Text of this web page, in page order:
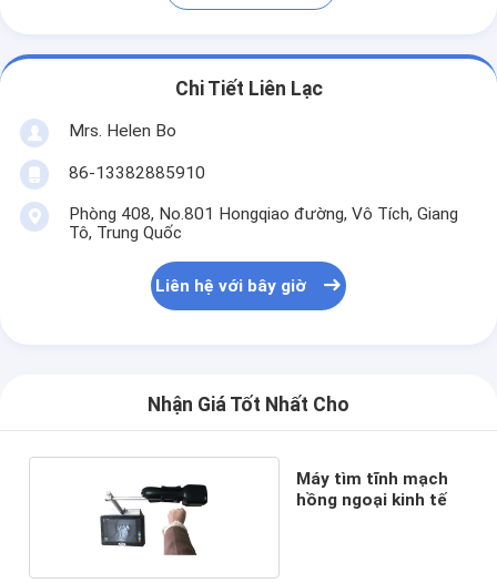
Chi Tiết Liên Lạc
Mrs. Helen Bo
86-13382885910
Phòng 408, No.801 Hongqiao đường, Vô Tích, Giang
Tô, Trung Quốc
Liên hệ với bây giờ
Nhận Giá Tốt Nhất Cho
Máy tìm tĩnh mạch
hồng ngoại kinh tế